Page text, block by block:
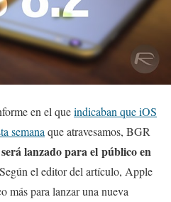
en el queindicaban que iOS
semana que atravesamos, BGR
lanzado para el público en
el editor del artículo, Apple
más para lanzar una nueva